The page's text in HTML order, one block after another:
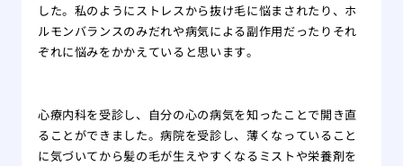
した。私のようにストレスから抜け毛に悩まされたり、ホ
ルモンバランスのみだれや病気による副作用だったりそれ
ぞれに悩みをかかえていると思います。
心療内科を受診し、自分の心の病気を知ったことで開き直
ることができました。病院を受診し、薄くなっていること
に気づいてから髪の毛が生えやすくなるミストや栄養剤を